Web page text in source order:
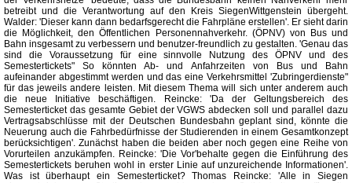
betreibt und die Verantwortung auf den Kreis SiegenWittgenstein übergeht.
Walder: 'Dieser kann dann bedarfsgerecht die Fahrpläne erstellen'. Er sieht darin
die Möglichkeit, den Öffentlichen Personennahverkehr. (ÖPNV) von Bus und
Bahn insgesamt zu verbessern und benutzer-freundlich zu gestalten. 'Genau das
sind die Voraussetzung für eine sinnvolle Nutzung des ÖPNV und des
Semestertickets" So könnten Ab- und Anfahrzeiten von Bus und Bahn
aufeinander abgestimmt werden und das eine Verkehrsmittel 'Zubringerdienste"
für das jeweils andere leisten. Mit diesem Thema will sich unter anderem auch
die neue Initiative beschäftigen. Reincke: 'Da der Geltungsbereich des
Semesterticket das gesamte Gebiet der VGWS abdecken soll und parallel dazu
Vertragsabschlüsse mit der Deutschen Bundesbahn geplant sind, könnte die
Neuerung auch die Fahrbedürfnisse der Studierenden in einem Gesamtkonzept
berücksichtigen'. Zunächst haben die beiden aber noch gegen eine Reihe von
Vorurteilen anzukämpfen. Reincke: 'Die Vor'behalte gegen die Einführung des
Semestertickets beruhen wohl in erster Linie auf unzureichende Informationen'.
Was ist überhaupt ein Semesterticket? Thomas Reincke: 'Alle in Siegen